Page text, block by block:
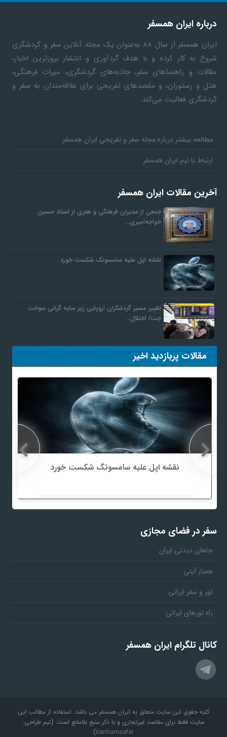
درباره ایران همسفر
ایران همسفر
از سال ۸۸ به‎‌عنوان یک مجله آنلاین سفر و گردشگری
شروع به کار کرده و با هدف گردآوری و انتشار بروزترین اخبار،
مقالات و راهنماهای سفر، جاذبه‌های گردشگری، میراث فرهنگی،
هتل و رستوران، و مقصدهای تفریحی برای علاقه‌مندان به سفر و
گردشگری فعالیت می‌کند.
مطالعه بیشتر درباره مجله سفر و تفریحی ایران همسفر
ارتباط با تیم ایران همسفر
آخرین مقالات ایران همسفر
جمعی از مدیران فرهنگی و هنری از استاد حسین
خواجه‌امیری…
نقشه اپل علیه سامسونگ شکست خورد
تغییر مسیر گردشگران اروپایی زیر سایه گرانی سوخت
جت/ اختلال…
مقالات پربازدید اخیر
نقشه اپل علیه سامسونگ شکست خورد
سفر در فضای مجازی
جاهای دیدنی ایران
همیار آیتی
تور و سفر ایرانی
راه تورهای ایرانی
کانال تلگرام ایران همسفر
کلیه حقوق این سایت متعلق به ایران همسفر می باشد. استفاده از مطالب این
سایت فقط برای مقاصد غیرتجاری و با ذکر منبع بلامانع است. (تیم طراحی:
iranhamsafar
)